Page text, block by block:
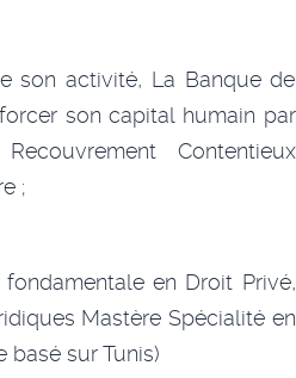
son activité, La Banque de
son capital humain par
Contentieux
;
en Droit Privé,
Mastère Spécialité en
sur Tunis)